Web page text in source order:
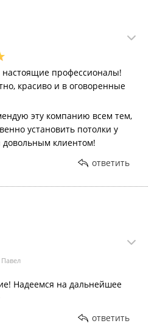
настоящие профессионалы!
красиво и в оговоренные
эту компанию всем тем,
установить потолки у
довольным клиентом!
ответить
Павел
Надеемся на дальнейшее
ответить